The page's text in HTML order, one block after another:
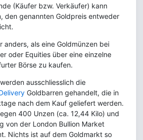
(Käufer bzw. Verkäufer) kann
den genannten Goldpreis entweder
anders, als eine Goldmünzen bei
oder Equities über eine einzelne
Börse zu kaufen.
ausschliesslich die
Goldbarren gehandelt, die in
nach dem Kauf geliefert werden.
400 Unzen (ca. 12,44 Kilo) und
von der London Bullion Market
Nichts ist auf dem Goldmarkt so